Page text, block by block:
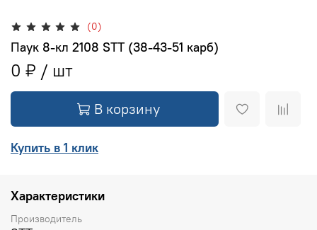
(0)
Паук 8-кл 2108 STT (38-43-51 карб)
0 ₽
В корзину
Купить в 1 клик
Характеристики
Производитель